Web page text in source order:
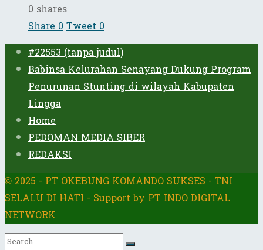
0 shares
Share0Tweet0
#22553 (tanpa judul)
Babinsa Kelurahan Senayang Dukung Program
Penurunan Stunting di wilayah Kabupaten
Lingga
Home
PEDOMAN MEDIA SIBER
REDAKSI
© 2025 - PT OKEBUNG KOMANDO SUKSES - TNI
SELALU DI HATI - Support by PT INDO DIGITAL
NETWORK